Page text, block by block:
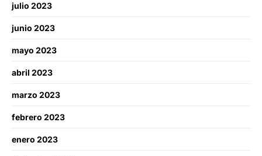
julio 2023
junio 2023
mayo 2023
abril 2023
marzo 2023
febrero 2023
enero 2023